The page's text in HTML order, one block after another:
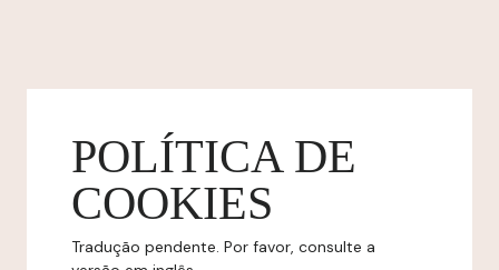
POLÍTICA DE
COOKIES
Tradução pendente. Por favor, consulte a